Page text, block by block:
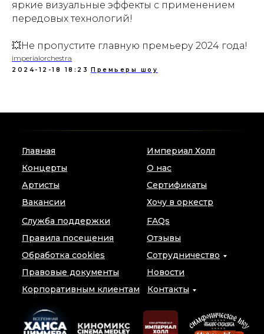
яркие визуальные эффекты с применением
передовых технологий!
💥Не пропустите главную премьеру 2024 года!
imperialorchestra
2024-12-18 18:23 Премьеры шоу
Главная
Концерты
Артисты
Вакансии
Империал Холл
О нас
Сертификаты
Хочу в оркестр
FAQs
Отзывы
Сотрудничество
Новости
Правовые документы
Служба поддержки
Правила посещения
Обработка cookies
Контакты
Корпоративным клиентам